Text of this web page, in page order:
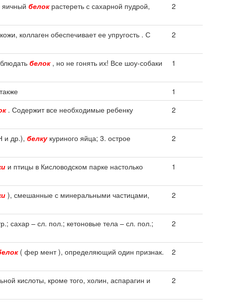
белокрастереть с сахарной пудрой,
2
коллаген обеспечивает ее упругость . С
2
белок, но не гонять их! Все шоу-собаки
1
1
. Содержит все необходимые ребенку
2
и др.), белкукуриного яйца; 3. острое
2
и птицы в Кисловодском парке настолько
1
), смешанные с минеральными частицами,
2
сахар – сл. пол.; кетоновые тела – сл. пол.;
2
( фер мент ), определяющий один признак.
2
кислоты, кроме того, холин, аспарагин и
2